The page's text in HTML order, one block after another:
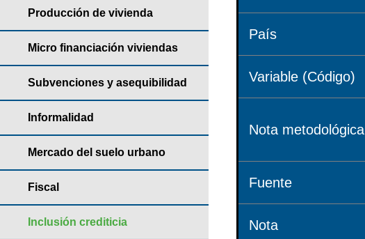
Producción de vivienda
Micro financiación viviendas
Subvenciones y asequibilidad
Informalidad
Mercado del suelo urbano
Fiscal
Inclusión crediticia
País
Variable (Código)
Nota metodológica
Fuente
Nota